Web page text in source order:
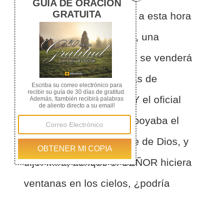
SEÑOR: "Mañana como a esta hora
en la puerta de Samaria, una
medida de flor de harina se venderá
a un siclo, y dos medidas de
cebada a un siclo."
2
Y el oficial
real en cuyo brazo se apoyaba el
rey, respondió al hombre de Dios, y
dijo: Mira, aunque el SEÑOR hiciera
ventanas en los cielos, ¿podría